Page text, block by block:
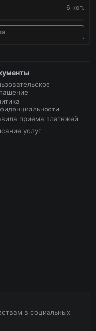
6 коп.
приема платежей
услуг
в социальных